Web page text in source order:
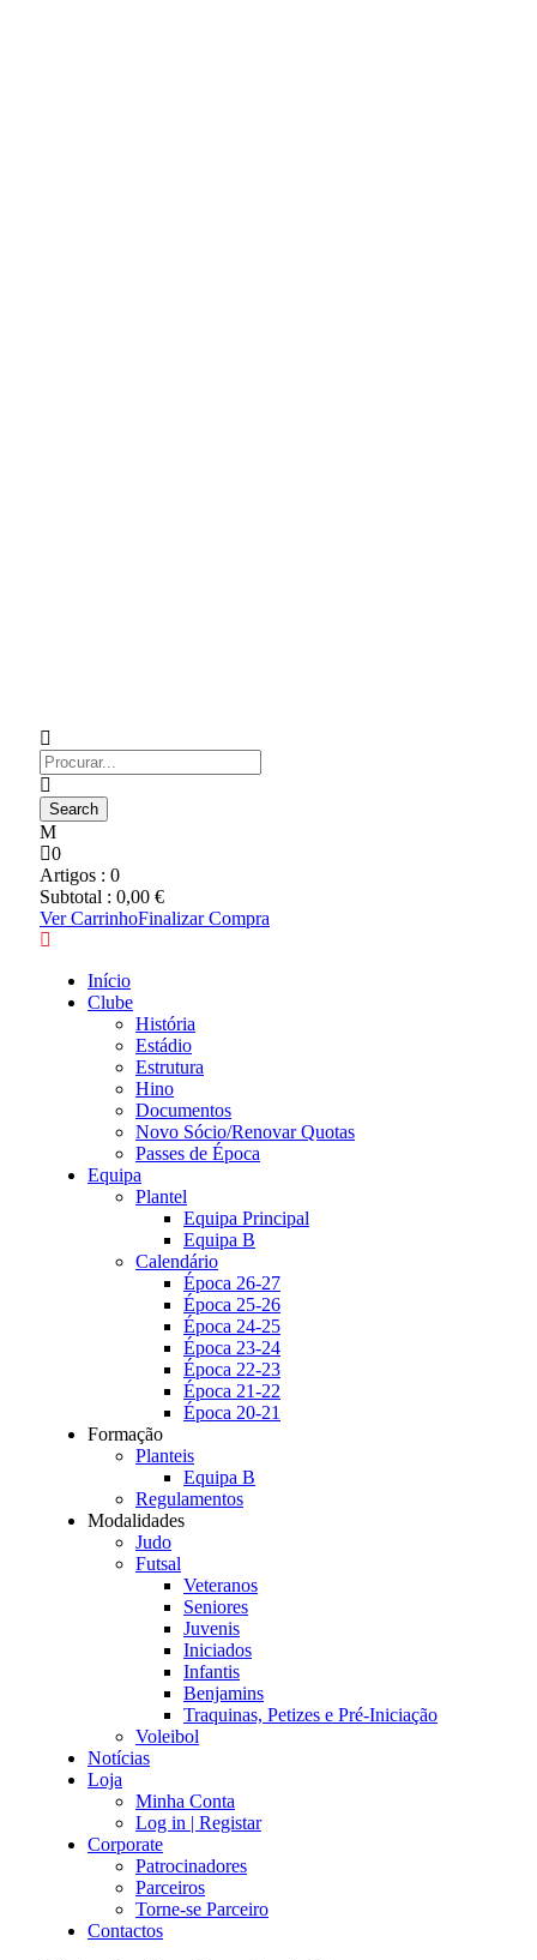
0
Artigos : 0
Subtotal : 0,00 €
Ver CarrinhoFinalizar Compra
Início
Clube
História
Estádio
Estrutura
Hino
Documentos
Novo Sócio/Renovar Quotas
Passes de Época
Equipa
Plantel
Equipa Principal
Equipa B
Calendário
Época 26-27
Época 25-26
Época 24-25
Época 23-24
Época 22-23
Época 21-22
Época 20-21
Formação
Planteis
Equipa B
Regulamentos
Modalidades
Judo
Futsal
Veteranos
Seniores
Juvenis
Iniciados
Infantis
Benjamins
Traquinas, Petizes e Pré-Iniciação
Voleibol
Notícias
Loja
Minha Conta
Log in | Registar
Corporate
Patrocinadores
Parceiros
Torne-se Parceiro
Contactos